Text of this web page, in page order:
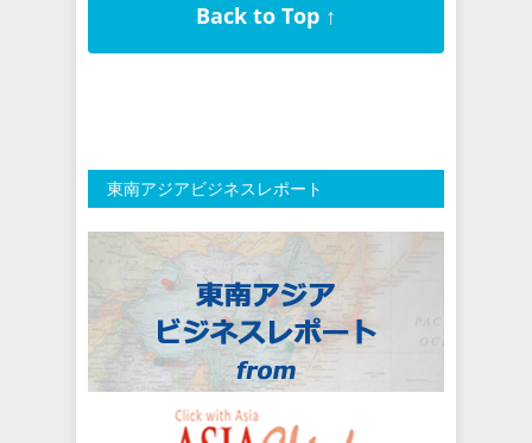
Back to Top ↑
東南アジアビジネスレポート